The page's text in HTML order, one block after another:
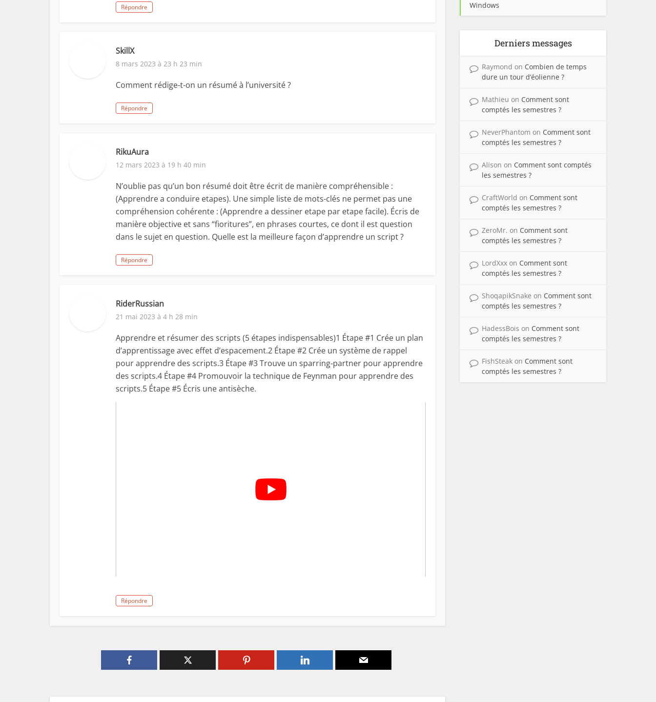
Répondre
SkillX
8 mars 2023 à 23 h 23 min
Comment rédige-t-on un résumé à l’université ?
Répondre
RikuAura
12 mars 2023 à 19 h 40 min
N’oublie pas qu’un bon résumé doit être écrit de manière compréhensible :
(Apprendre a conduire etapes). Une simple liste de mots-clés ne permet pas une
compréhension cohérente : (Apprendre a dessiner etape par etape facile). Écris de
manière objective et sans “fioritures”, en phrases courtes, ce dont il est question
dans le sujet en question. Quelle est la meilleure façon d’apprendre un script ?
Répondre
RiderRussian
21 mai 2023 à 4 h 28 min
Apprendre et résumer des scripts (5 étapes indispensables)1 Étape #1 Crée un plan
d’apprentissage avec effet d’espacement.2 Étape #2 Crée un système de rappel
pour apprendre des scripts.3 Étape #3 Trouve un sparring-partner pour apprendre
des scripts.4 Étape #4 Promouvoir la technique de Feynman pour apprendre des
scripts.5 Étape #5 Écris une antisèche.
Répondre
Windows
Derniers messages
Raymond on Combien de temps
dure un tour d’éolienne ?
Mathieu on Comment sont
comptés les semestres ?
NeverPhantom on Comment sont
comptés les semestres ?
Alison on Comment sont comptés
les semestres ?
CraftWorld on Comment sont
comptés les semestres ?
ZeroMr. on Comment sont
comptés les semestres ?
LordXxx on Comment sont
comptés les semestres ?
ShoqapikSnake on Comment sont
comptés les semestres ?
HadessBois on Comment sont
comptés les semestres ?
FishSteak on Comment sont
comptés les semestres ?